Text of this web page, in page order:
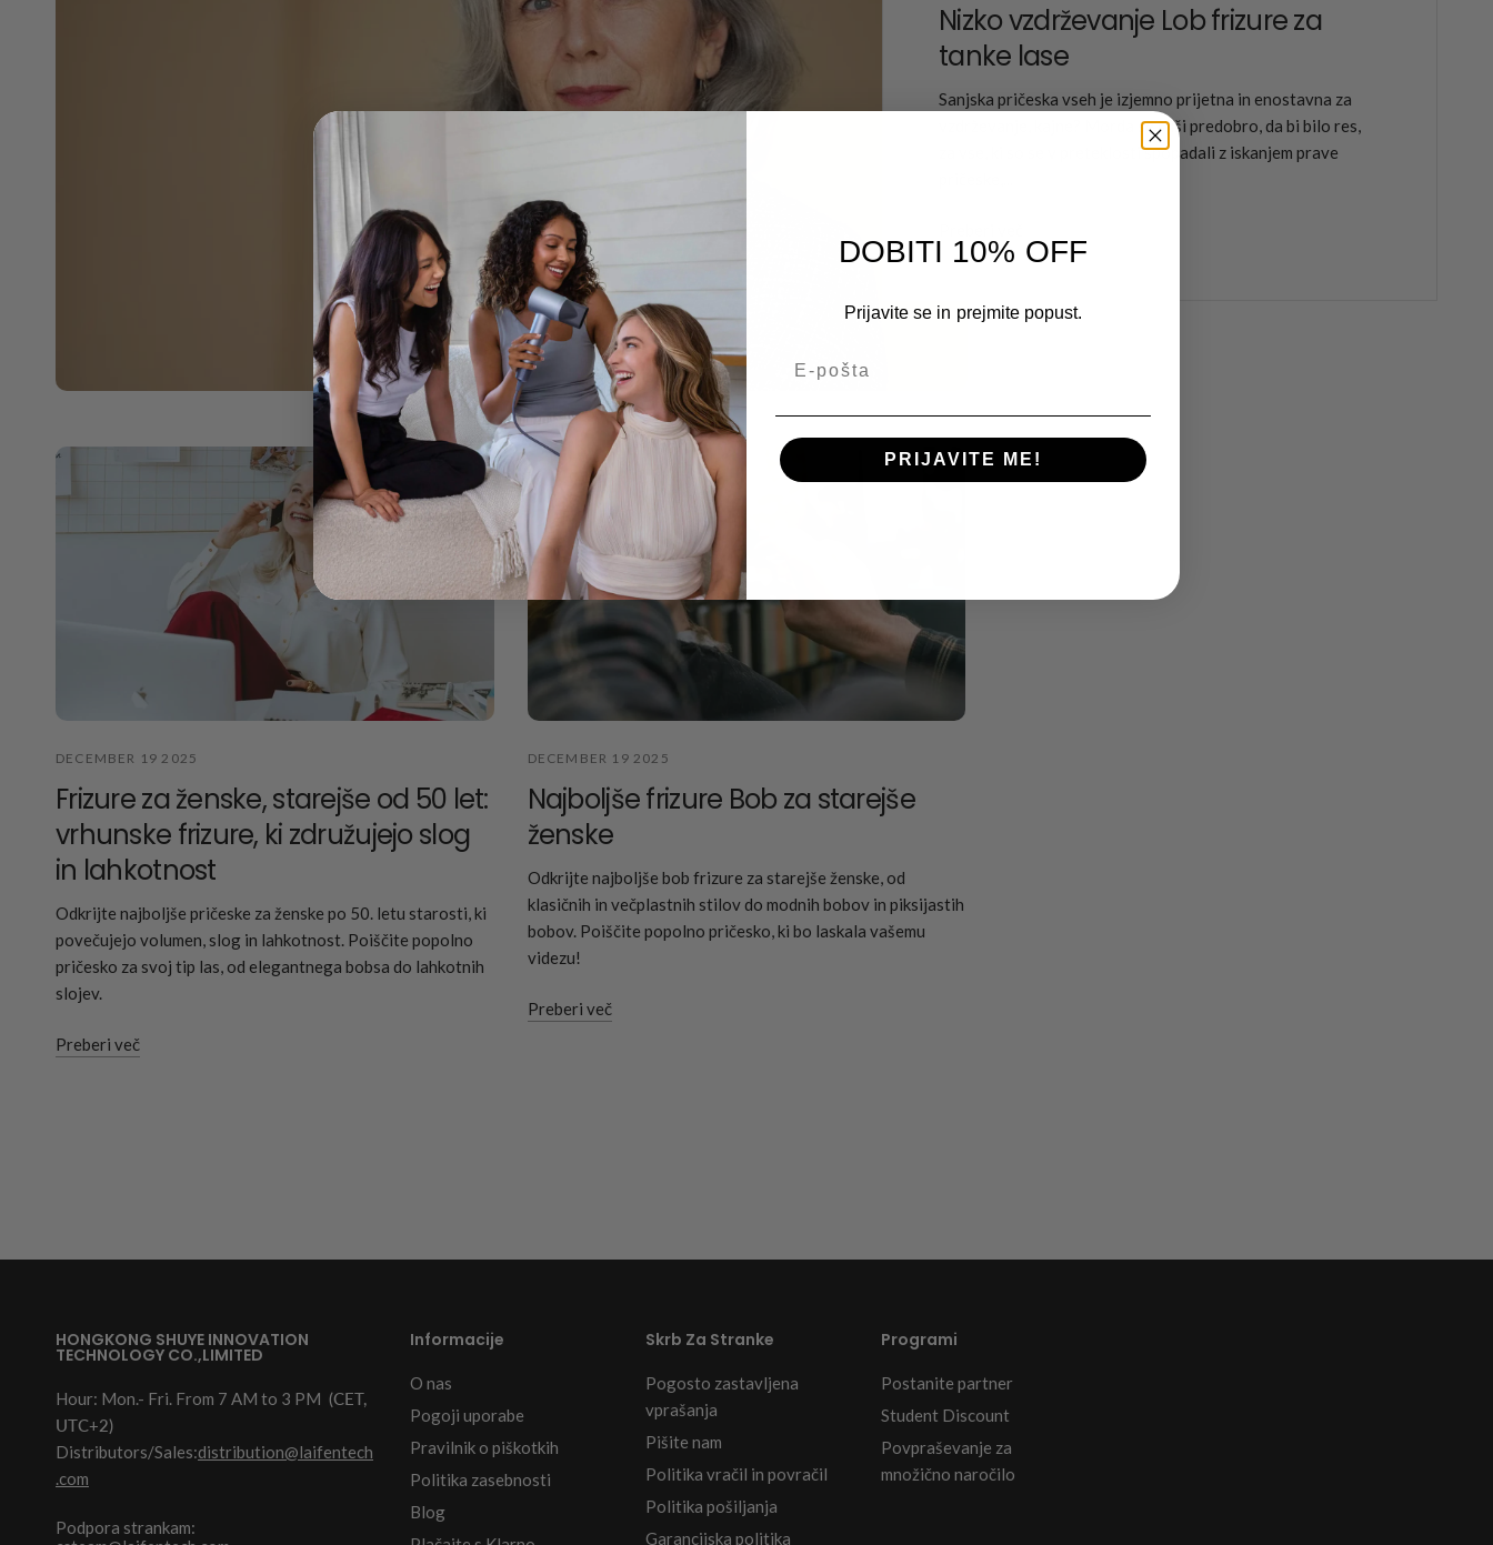
Nizko vzdrževanje Lob frizure za
tanke lase
Sanjska pričeska vseh je izjemno prijetna in enostavna za
vzdrževanje, kajne? Morda se sliši predobro, da bi bilo res,
za vse, ki so se v preteklosti spopadali z iskanjem prave
DECEMBER 19 2025
Frizure za ženske, starejše od 50 let:
vrhunske frizure, ki združujejo slog
in lahkotnost
Odkrijte najboljše pričeske za ženske po 50. letu starosti, ki
povečujejo volumen, slog in lahkotnost. Poiščite popolno
pričesko za svoj tip las, od elegantnega bobsa do lahkotnih
slojev.
Preberi več
DECEMBER 19 2025
Najboljše frizure Bob za starejše
ženske
Odkrijte najboljše bob frizure za starejše ženske, od
klasičnih in večplastnih stilov do modnih bobov in piksijastih
bobov. Poiščite popolno pričesko, ki bo laskala vašemu
videzu!
Preberi več
HONGKONG SHUYE INNOVATION
TECHNOLOGY CO.,LIMITED
Hour: Mon.- Fri. From 7 AM to 3 PM (CET,
UTC+2)
Distributors/Sales:distribution@laifentech
.com
Podpora strankam:
Informacije
O nas
Pogoji uporabe
Pravilnik o piškotkih
Politika zasebnosti
Blog
Skrb Za Stranke
Pogosto zastavljena
vprašanja
Pišite nam
Politika vračil in povračil
Politika pošiljanja
Garancijska politika
Programi
Postanite partner
Student Discount
Povpraševanje za
množično naročilo
DOBITI 10% OFF
Prijavite se in prejmite popust.
PRIJAVITE ME!